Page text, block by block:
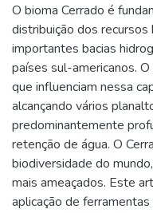
O bioma Cerrado é
distribuição dos recursos
importantes bacias
países sul-americanos.
que influenciam nessa
alcançando vários
predominantemente
retenção de água. O
biodiversidade do
mais ameaçados. Este
aplicação de